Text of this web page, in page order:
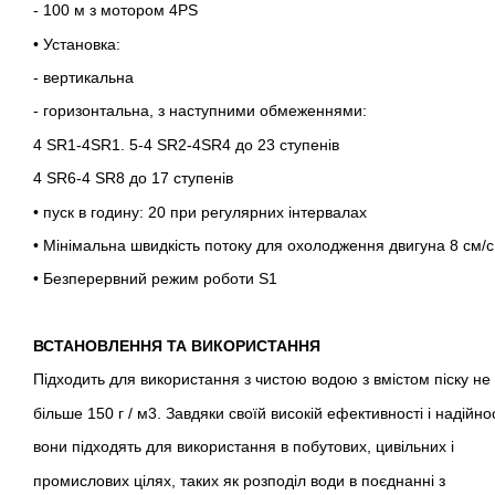
- 100 м з мотором 4PS
• Установка:
- вертикальна
- горизонтальна, з наступними обмеженнями:
4 SR1-4SR1. 5-4 SR2-4SR4 до 23 ступенів
4 SR6-4 SR8 до 17 ступенів
• пуск в годину: 20 при регулярних інтервалах
• Мінімальна швидкість потоку для охолодження двигуна 8 см/с
• Безперервний режим роботи S1
ВСТАНОВЛЕННЯ ТА ВИКОРИСТАННЯ
Підходить для використання з чистою водою з вмістом піску не
більше 150 г / м3. Завдяки своїй високій ефективності і
вони підходять для використання в побутових, цивільних і
промислових цілях, таких як розподіл води в поєднанні з